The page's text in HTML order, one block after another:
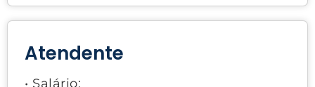
Atendente
• Salário: